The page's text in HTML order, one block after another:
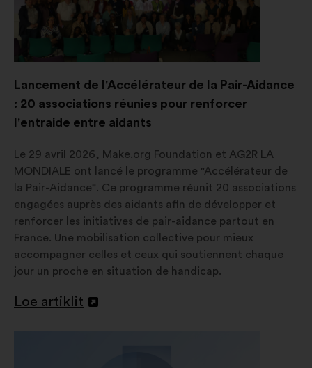
Lancement de l'Accélérateur de la Pair-Aidance
: 20 associations réunies pour renforcer
l'entraide entre aidants
Le 29 avril 2026, Make.org Foundation et AG2R LA
MONDIALE ont lancé le programme "Accélérateur de
la Pair-Aidance". Ce programme réunit 20 associations
engagées auprès des aidants afin de développer et
renforcer les initiatives de pair-aidance partout en
France. Une mobilisation collective pour mieux
accompagner celles et ceux qui soutiennent chaque
jour un proche en situation de handicap.
Loe artiklit
Avamine